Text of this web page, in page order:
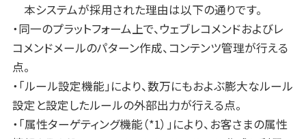
本システムが採用された理由は以下の通りです。
・同一のプラットフォーム上で、ウェブレコメンドおよびレ
コメンドメールのパターン作成、コンテンツ管理が行える
点。
・「ルール設定機能」により、数万にもおよぶ膨大なルール
設定と設定したルールの外部出力が行える点。
・「属性ターゲティング機能（*1）」により、お客さまの属性